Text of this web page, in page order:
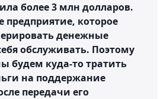
более 3 млн долларов.
предприятие, которое
денежные
обслуживать. Поэтому
будем куда-то тратить
на поддержание
передачи его